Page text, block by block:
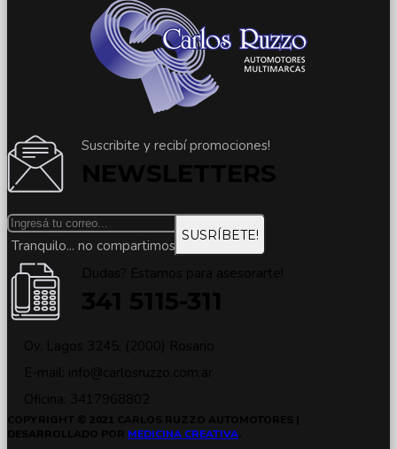
Suscribite y recibí promociones!
Tranquilo... no compartimos tu dirección
MEDICINA CREATIVA